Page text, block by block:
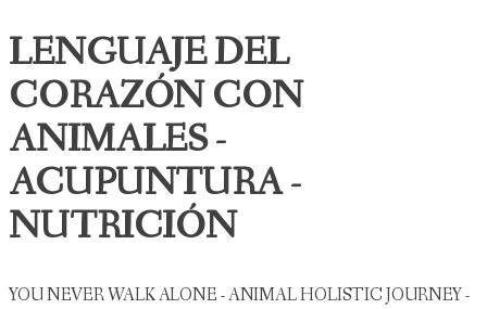
LENGUAJE DEL
CORAZÓN CON
ANIMALES -
ACUPUNTURA -
NUTRICIÓN
YOU NEVER WALK ALONE - ANIMAL HOLISTIC JOURNEY -